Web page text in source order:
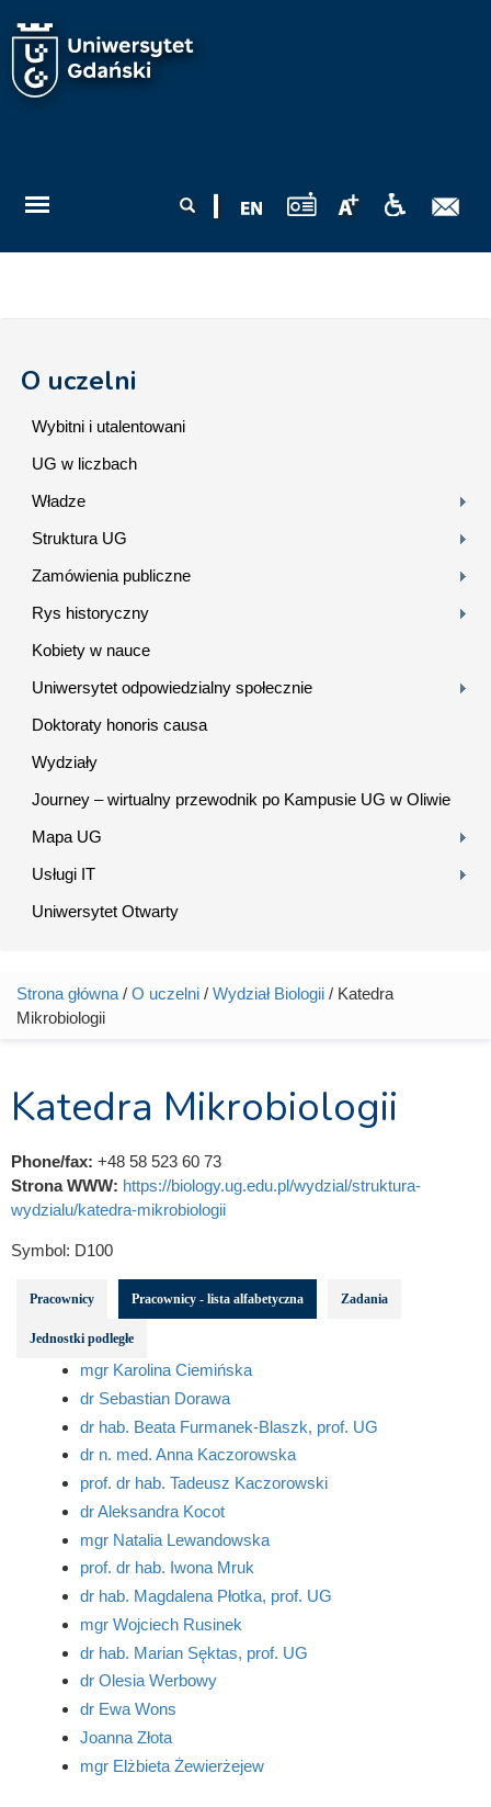
wyszukiwania
O uczelni
Wybitni i utalentowani
UG w liczbach
Władze
Struktura UG
Zamówienia publiczne
Rys historyczny
Kobiety w nauce
Uniwersytet odpowiedzialny społecznie
Doktoraty honoris causa
Wydziały
Journey – wirtualny przewodnik po Kampusie UG w Oliwie
Mapa UG
Usługi IT
Uniwersytet Otwarty
Jesteś tutaj
Strona główna / O uczelni / Wydział Biologii / Katedra
Mikrobiologii
Katedra Mikrobiologii
Phone/fax: +48 58 523 60 73
Strona WWW: https://biology.ug.edu.pl/wydzial/struktura-
wydzialu/katedra-mikrobiologii
Symbol: D100
Pracownicy Pracownicy - lista alfabetyczna Zadania
Jednostki podległe
mgr Karolina Ciemińska
dr Sebastian Dorawa
dr hab. Beata Furmanek-Blaszk, prof. UG
dr n. med. Anna Kaczorowska
prof. dr hab. Tadeusz Kaczorowski
dr Aleksandra Kocot
mgr Natalia Lewandowska
prof. dr hab. Iwona Mruk
dr hab. Magdalena Płotka, prof. UG
mgr Wojciech Rusinek
dr hab. Marian Sęktas, prof. UG
dr Olesia Werbowy
dr Ewa Wons
Joanna Złota
mgr Elżbieta Żewierżejew